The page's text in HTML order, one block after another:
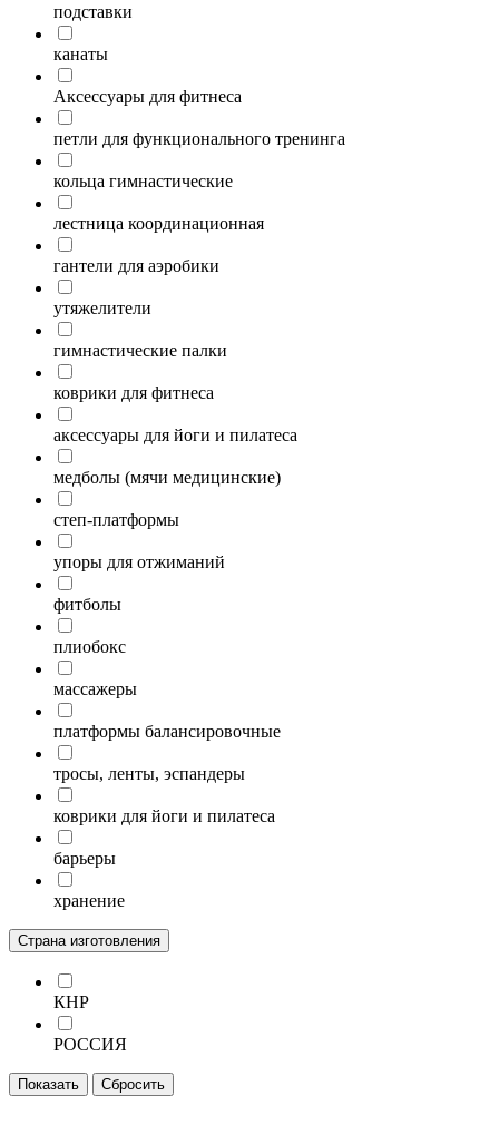
подставки
канаты
Аксессуары для фитнеса
петли для функционального тренинга
кольца гимнастические
лестница координационная
гантели для аэробики
утяжелители
гимнастические палки
коврики для фитнеса
аксессуары для йоги и пилатеса
медболы (мячи медицинские)
степ-платформы
упоры для отжиманий
фитболы
плиобокс
массажеры
платформы балансировочные
тросы, ленты, эспандеры
коврики для йоги и пилатеса
барьеры
хранение
Страна изготовления
КНР
РОССИЯ
Показать Сбросить